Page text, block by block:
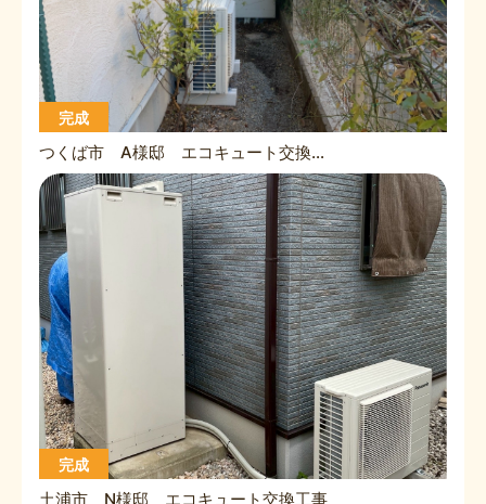
完成
つくば市 A様邸 エコキュート交換工事
完成
土浦市 N様邸 エコキュート交換工事